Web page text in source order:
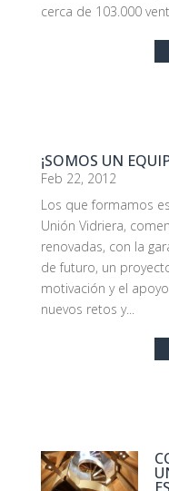
cerca de 103.000
¡SOMOS UN
Feb 22, 2012
Los que formamos
Unión Vidriera,
renovadas, con la
de futuro, un
motivación y el
nuevos retos y...